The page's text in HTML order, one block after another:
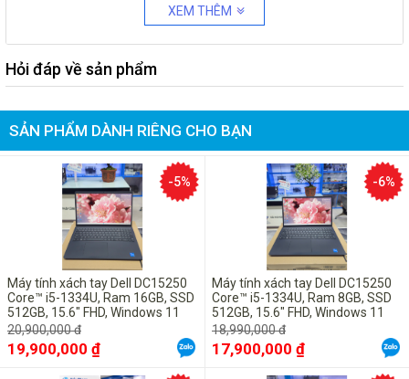
Thiết kế nhỏ gọn, hiện đại
Nhờ vỏ máy được làm từ nhựa nên laptop Dell mang đến một trọng
lượng khá nhẹ, chỉ
Cộng với độ dày19.9 mm
có thể mang theo bên mình mọi lúc mọi nơi mà không cảm thấy
XEM THÊM
Hỏi đáp về sản phẩm
SẢN PHẨM DÀNH RIÊNG CHO BẠN
Máy tính xách tay Dell DC15250
Core™ i5-1334U, Ram 16GB, SSD
512GB, 15.6" FHD, Windows 11
Pro bản quyền vĩnh viễn
20,900,000 đ
19,900,000 ₫
-5%
Máy tính xách tay Dell DC15250
Core™ i5-1334U, Ram 8GB, SSD
512GB, 15.6" FHD, Windows 11
Pro bản quyền vĩnh viễn
18,990,000 đ
17,900,000 ₫
-6%